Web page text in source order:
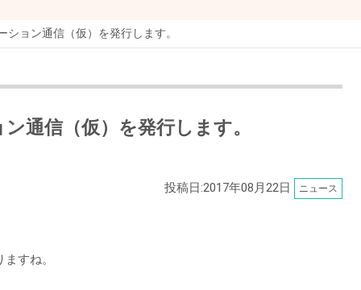
ション通信（仮）を発行します。
通信（仮）を発行します。
投稿日:2017年08月22日 ニュース
すね。